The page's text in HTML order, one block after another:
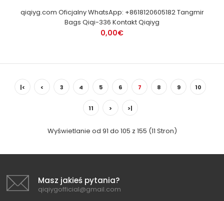
qiqiyg.com Oficjalny WhatsApp: +8618120605182 Tangmir
Bags Qiqi-336 Kontakt Qiqiyg
0,00€
|< < 3 4 5 6 7 8 9 10
11 > >|
Wyświetlanie od 91 do 105 z 155 (11 Stron)
Masz jakieś pytania?
qiqiygofficial@gmail.com